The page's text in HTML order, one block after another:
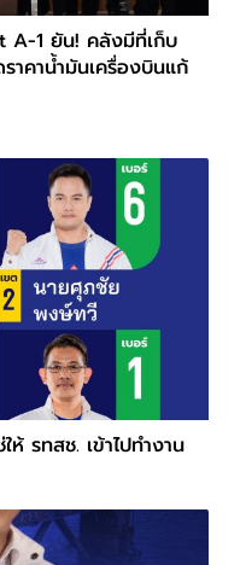
A-1 ยัน! คลังมีที่เก็บ
าคาน้ำมันเครื่องบินแก้
ห้ รทสช. เข้าไปทำงาน